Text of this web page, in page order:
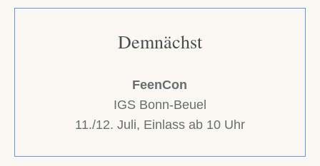
Demnächst
FeenCon
IGS Bonn-Beuel
11./12. Juli, Einlass ab 10 Uhr